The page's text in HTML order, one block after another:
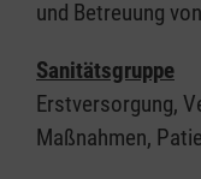
und Betreuung
Sanitätsgruppe
Erstversorgung,
Maßnahmen,